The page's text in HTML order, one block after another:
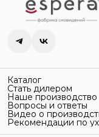
Каталог
Стать дилером
Наше производство
Вопросы и ответы
Видео о
Рекомендации по